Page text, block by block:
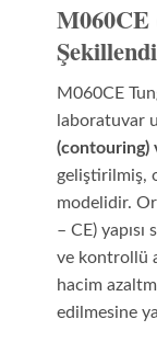
M060CE
M060CE
laboratuvar
(contouring)
geliştirilmiş,
modelidir.
– CE)
ve kontrollü
hacim
edilmesine